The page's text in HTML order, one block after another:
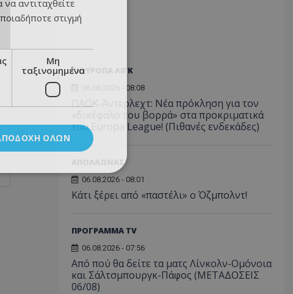
ΓΙΟΥΡΟΠΑ ΛΙΓΚ
06.08.2026 - 08:08
ΠΑΟΚ-Άντερλεχτ: Νέα πρόκληση για τον
«δικέφαλο του βορρά» στα προκριματικά
του Europa League! (Πιθανές ενδεκάδες)
ΑΠΟΛΛΩΝΑΣ
06.08.2026 - 08:01
Κάτι ξέρει από «παστέλι» ο Όζμπολντ!
ΠΡΟΓΡΑΜΜΑ TV
06.08.2026 - 07:56
Από πού θα δείτε τα ματς Λίνκολν-Ομόνοια
και Σάλτσμπουργκ-Πάφος (ΜΕΤΑΔΟΣΕΙΣ
06/08)
αντιταχθείτε
στιγμή
Μη
ταξινομημένα
ΌΛΩΝ